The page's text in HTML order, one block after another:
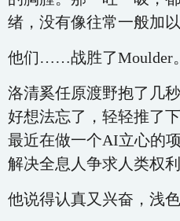
绪，没有像往常一般加以
他们……战胜了Moulder
洛清奚任原渡野抱了几
好想法忘了，轻轻推了
最近在做一个AI立心的
解决全息人争求人类权
他说得认真又兴奋，浅